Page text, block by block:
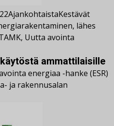
AjankohtaistaKestävät
, lähes
, Uutta avointa
ammattilaisille
energiaa -hanke (ESR)
ja rakennusalan